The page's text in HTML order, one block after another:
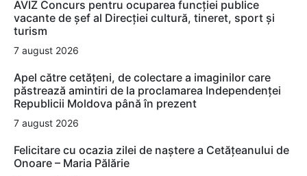
AVIZ Concurs pentru ocuparea funcţiei publice
vacante de şef al Direcţiei cultură, tineret, sport şi
turism
7 august 2026
Apel către cetățeni, de colectare a imaginilor care
păstrează amintiri de la proclamarea Independenței
Republicii Moldova până în prezent
7 august 2026
Felicitare cu ocazia zilei de naștere a Cetățeanului de
Onoare – Maria Pălărie